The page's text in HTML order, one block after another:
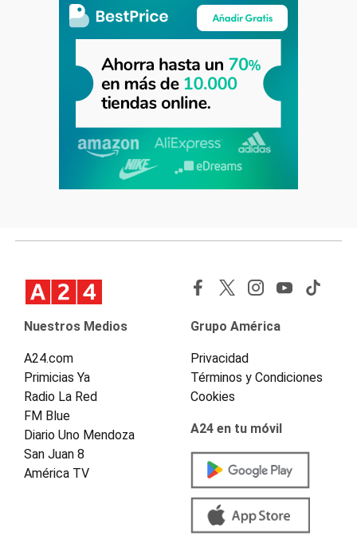
Nuestros Medios
A24.com
Primicias Ya
Radio La Red
FM Blue
Diario Uno Mendoza
San Juan 8
América TV
Grupo América
Privacidad
Términos y Condiciones
Cookies
A24 en tu móvil